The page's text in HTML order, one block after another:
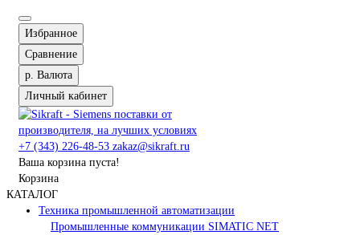
Избранное
Сравнение
р. Валюта
Личный кабинет
+7 (343) 226-48-53 zakaz@sikraft.ru
Ваша корзина пуста!
Корзина
КАТАЛОГ
Техника промышленной автоматизации
Промышленные коммуникации SIMATIC NET